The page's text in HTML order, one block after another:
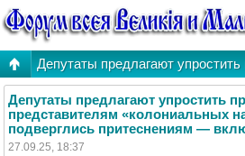
Депутаты предлагают
Депутаты предлагают упростить
представителям «колониальных
подверглись притеснениям —
27.09.25, 18:37